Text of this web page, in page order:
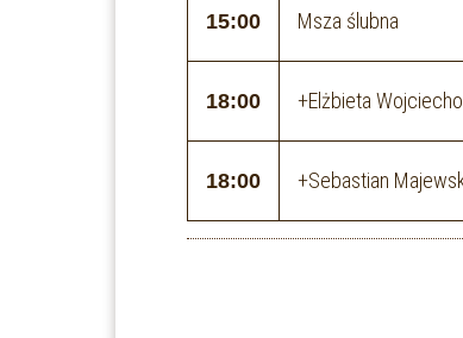
15:00 Msza ślubna
18:00 +Elżbieta
18:00 +Sebastian